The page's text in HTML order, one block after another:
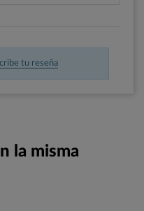
tu reseña
la misma